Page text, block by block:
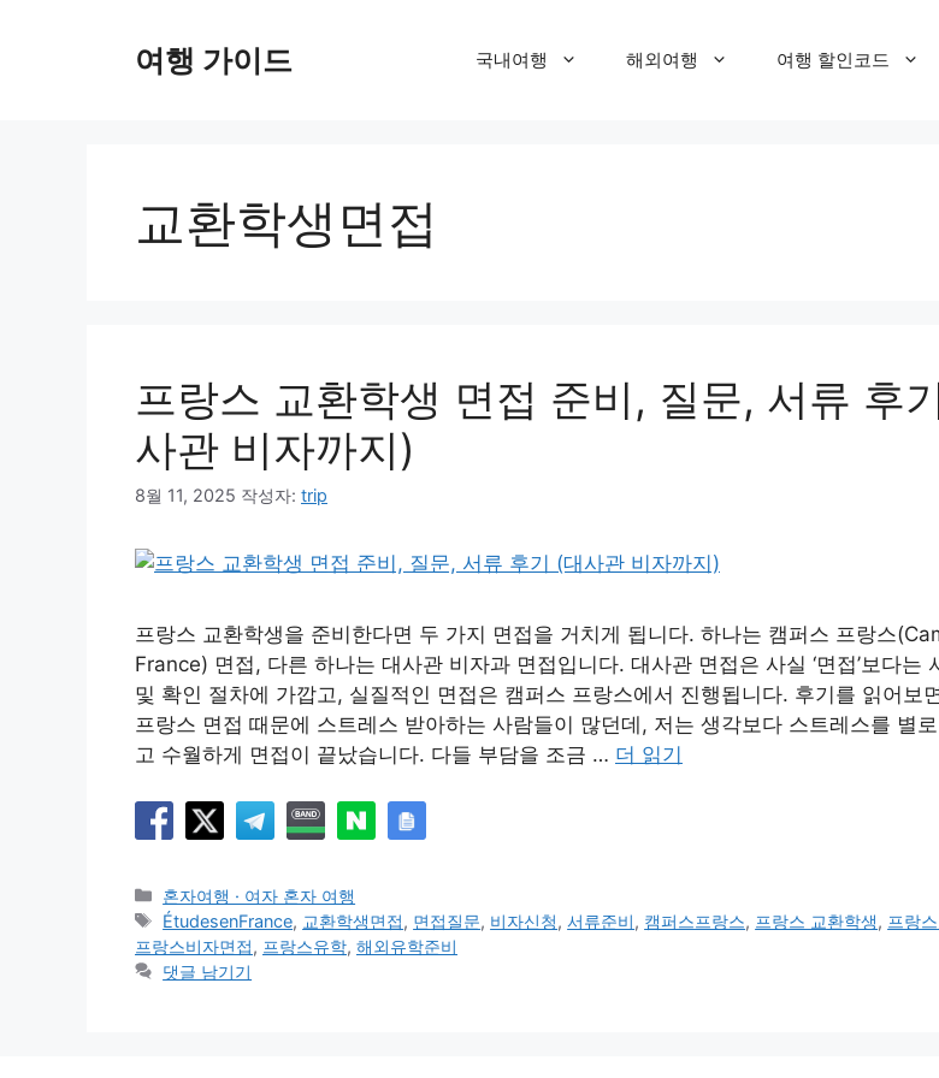
여행 가이드 국내여행 해외여행 여행 할인코드
교환학생면접
프랑스 교환학생 면접 준비, 질문, 서류 후
사관 비자까지)
8월 11, 2025 작성자: trip
프랑스 교환학생을 준비한다면 두 가지 면접을 거치게 됩니다. 하나는 캠퍼스 프랑스
France) 면접, 다른 하나는 대사관 비자과 면접입니다. 대사관 면접은 사실 ‘면접’보다는
및 확인 절차에 가깝고, 실질적인 면접은 캠퍼스 프랑스에서 진행됩니다. 후기를 읽어보
프랑스 면접 때문에 스트레스 받아하는 사람들이 많던데, 저는 생각보다 스트레스를 별
고 수월하게 면접이 끝났습니다. 다들 부담을 조금 … 더 읽기
카
테
고
리
혼자여행 · 여자 혼자 여행
태
그
ÉtudesenFrance, 교환학생면접, 면접질문, 비자신청,서류준비, 캠퍼스프랑스, 프랑스 교환학생, 프랑
프랑스비자면접, 프랑스유학, 해외유학준비
댓글 남기기